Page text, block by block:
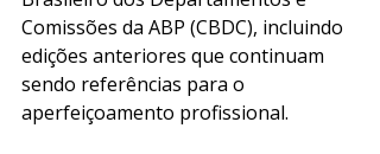
Comissões da ABP (CBDC), incluindo
edições anteriores que continuam
sendo referências para o
aperfeiçoamento profissional.